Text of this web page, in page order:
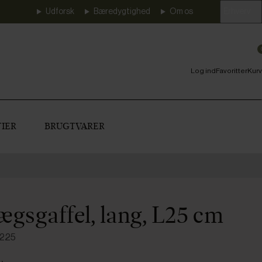
Udforsk Bæredygtighed Om os
Log indFavoritterKurv
BRUGTVARER
lang, L25 cm